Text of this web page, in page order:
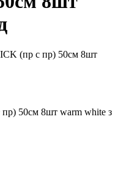
пр) 50см 8шт warm white з